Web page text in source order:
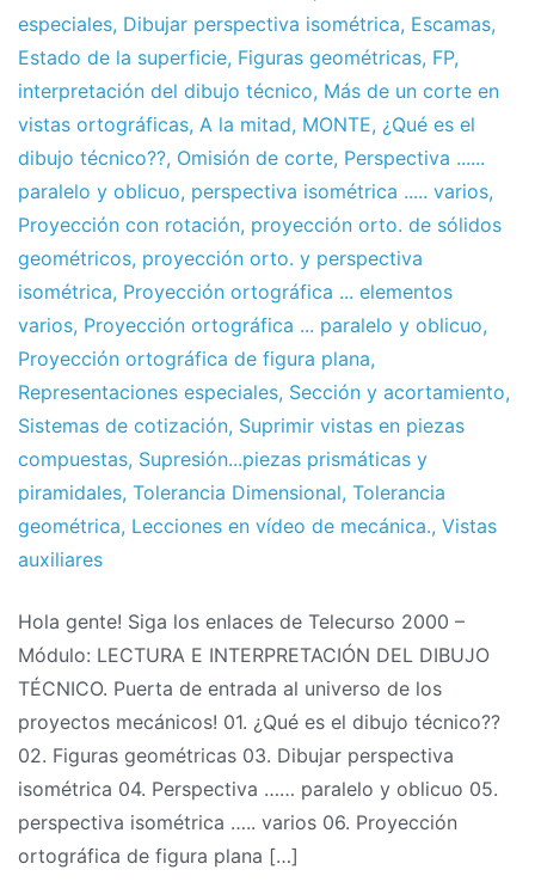
de
2010
especiales, Dibujar perspectiva isométrica, Escamas,
Estado de la superficie, Figuras geométricas, FP,
interpretación del dibujo técnico, Más de un corte en
vistas ortográficas, A la mitad, MONTE, ¿Qué es el
dibujo técnico??, Omisión de corte, Perspectiva ......
paralelo y oblicuo, perspectiva isométrica ..... varios,
Proyección con rotación, proyección orto. de sólidos
geométricos, proyección orto. y perspectiva
isométrica, Proyección ortográfica ... elementos
varios, Proyección ortográfica ... paralelo y oblicuo,
Proyección ortográfica de figura plana,
Representaciones especiales, Sección y acortamiento,
Sistemas de cotización, Suprimir vistas en piezas
compuestas, Supresión...piezas prismáticas y
piramidales, Tolerancia Dimensional, Tolerancia
geométrica, Lecciones en vídeo de mecánica., Vistas
auxiliares
Hola gente! Siga los enlaces de Telecurso 2000 –
Módulo: LECTURA E INTERPRETACIÓN DEL DIBUJO
TÉCNICO. Puerta de entrada al universo de los
proyectos mecánicos! 01. ¿Qué es el dibujo técnico??
02. Figuras geométricas 03. Dibujar perspectiva
isométrica 04. Perspectiva …… paralelo y oblicuo 05.
perspectiva isométrica ….. varios 06. Proyección
ortográfica de figura plana […]